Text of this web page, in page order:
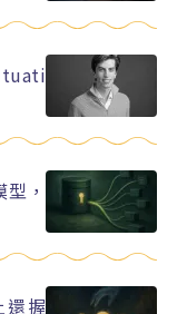
，
握